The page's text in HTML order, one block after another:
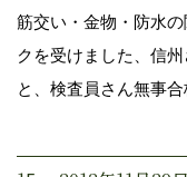
筋交い・金物・防水
クを受けました、信
と、検査員さん無事合